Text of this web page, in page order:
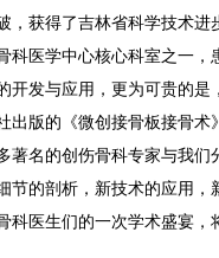
，获得了吉林省科学技术进
科医学中心核心科室之一，
开发与应用，更为可贵的是
出版的《微创接骨板接骨术
著名的创伤骨科专家与我们
节的剖析，新技术的应用，
科医生们的一次学术盛宴，